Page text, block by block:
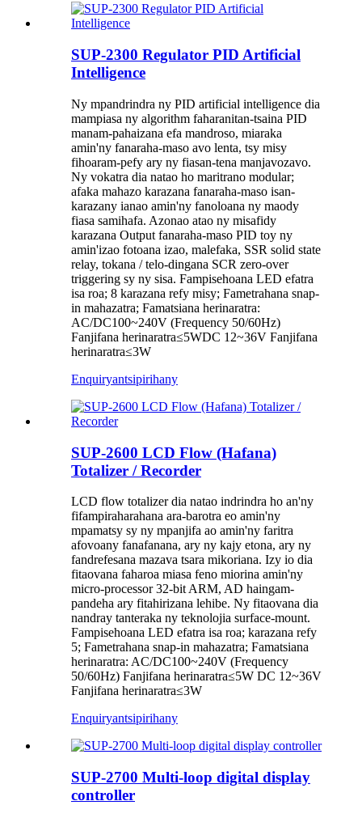
SUP-2300 Regulator PID Artificial
Intelligence
Ny mpandrindra ny PID artificial intelligence dia
mampiasa ny algorithm faharanitan-tsaina PID
manam-pahaizana efa mandroso, miaraka
amin'ny fanaraha-maso avo lenta, tsy misy
fihoaram-pefy ary ny fiasan-tena manjavozavo.
Ny vokatra dia natao ho maritrano modular;
afaka mahazo karazana fanaraha-maso isan-
karazany ianao amin'ny fanoloana ny maody
fiasa samihafa. Azonao atao ny misafidy
karazana Output fanaraha-maso PID toy ny
amin'izao fotoana izao, malefaka, SSR solid state
relay, tokana / telo-dingana SCR zero-over
triggering sy ny sisa. Fampisehoana LED efatra
isa roa; 8 karazana refy misy; Fametrahana snap-
in mahazatra; Famatsiana herinaratra:
AC/DC100~240V (Frequency 50/60Hz)
Fanjifana herinaratra≤5WDC 12~36V Fanjifana
herinaratra≤3W
Enquiryantsipirihany
SUP-2600 LCD Flow (Hafana)
Totalizer / Recorder
LCD flow totalizer dia natao indrindra ho an'ny
fifampiraharahana ara-barotra eo amin'ny
mpamatsy sy ny mpanjifa ao amin'ny faritra
afovoany fanafanana, ary ny kajy etona, ary ny
fandrefesana mazava tsara mikoriana. Izy io dia
fitaovana faharoa miasa feno miorina amin'ny
micro-processor 32-bit ARM, AD haingam-
pandeha ary fitahirizana lehibe. Ny fitaovana dia
nandray tanteraka ny teknolojia surface-mount.
Fampisehoana LED efatra isa roa; karazana refy
5; Fametrahana snap-in mahazatra; Famatsiana
herinaratra: AC/DC100~240V (Frequency
50/60Hz) Fanjifana herinaratra≤5W DC 12~36V
Fanjifana herinaratra≤3W
Enquiryantsipirihany
SUP-2700 Multi-loop digital display
controller